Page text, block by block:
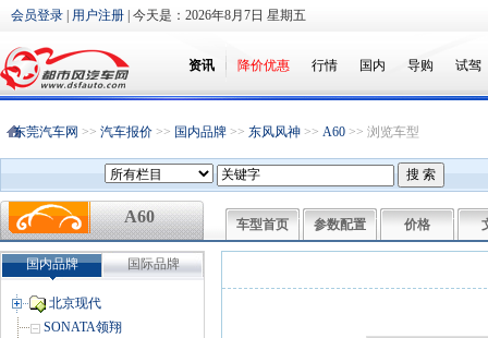
会员登录 用户注册 | 今天是： 2026年8月7日 星期五
资讯 降价优惠 行情 国内 导购 试驾
东莞汽车网 >> 汽车报价 >> 国内品牌 >> 东风风神 >> A60 >> 浏览车型
A60 车型首页 参数配置 价格
国内品牌 国际品牌
北京现代
SONATA领翔